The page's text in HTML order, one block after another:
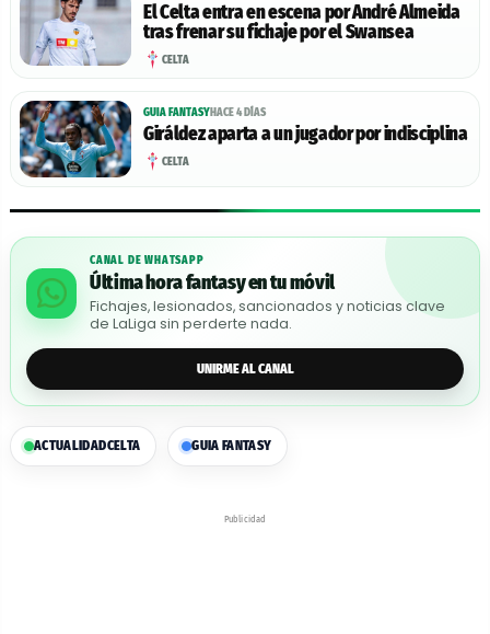
El Celta entra en escena por André Almeida
tras frenar su fichaje por el Swansea
CELTA
GUIA FANTASYHACE 4 DÍAS
Giráldez aparta a un jugador por indisciplina
CELTA
CANAL DE WHATSAPP
Última hora fantasy en tu móvil
Fichajes, lesionados, sancionados y noticias clave
de LaLiga sin perderte nada.
UNIRME AL CANAL
ACTUALIDADCELTA GUIA FANTASY
Publicidad